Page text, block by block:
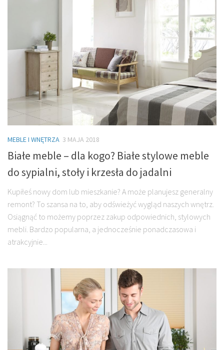
MEBLE I WNĘTRZA 3 MAJA 2018
Białe meble – dla kogo? Białe stylowe meble
do sypialni, stoły i krzesła do jadalni
Kupiłeś nowy dom lub mieszkanie? A może planujesz generalny
remont? To szansa na to, aby odświeżyć wygląd naszych wnętrz.
Osiągnąć to możemy poprzez zakup odpowiednich, stylowych
mebli. Bardzo popularna, a jednocześnie ponadczasowa i
atrakcyjnie...